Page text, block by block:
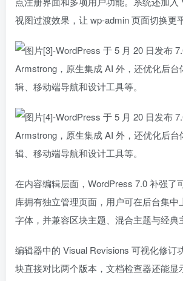
视图过渡效果，让 wp-admin 页面切换更平
在内容编辑层面，WordPress 7.0 补强了
库拥有独立管理页面，用户可在后台集中
字体，并兼容区块主题、混合主题与经典
编辑器中的 Visual Revisions 可视化修订
块直接对比两个版本，文档检查器还能显